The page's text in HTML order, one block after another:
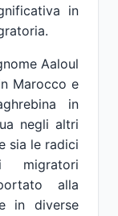
in
Aaloul
Marocco e
in
negli altri
sia le radici
migratori
alla
in diverse